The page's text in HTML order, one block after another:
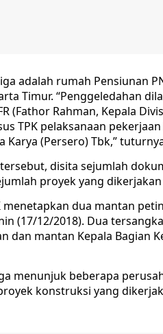
adalah rumah Pensiunan
Timur. “Penggeledahan
(Fathor Rahman, Kepala
TPK pelaksanaan
Karya (Persero) Tbk,”
disita sejumlah
proyek yang dikerjakan
dua mantan
(17/12/2018). Dua
dan mantan Kepala Bagian
menunjuk beberapa
konstruksi yang